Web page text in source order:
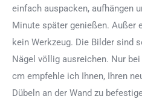
einfach auspacken, aufhängen
Minute später genießen. Außer
kein Werkzeug. Die Bilder sind
Nägel völlig ausreichen. Nur
cm empfehle ich Ihnen, Ihren
Dübeln an der Wand zu